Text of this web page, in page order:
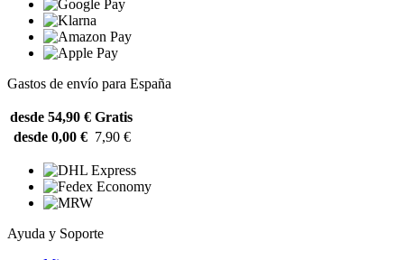
Gastos de envío para España
desde 54,90 € Gratis
desde 0,00 € 7,90 €
Ayuda y Soporte